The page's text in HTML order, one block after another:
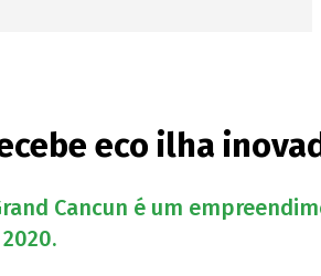
eco ilha
Cancun é um